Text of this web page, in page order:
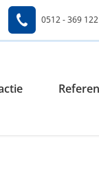
0512 - 369 122